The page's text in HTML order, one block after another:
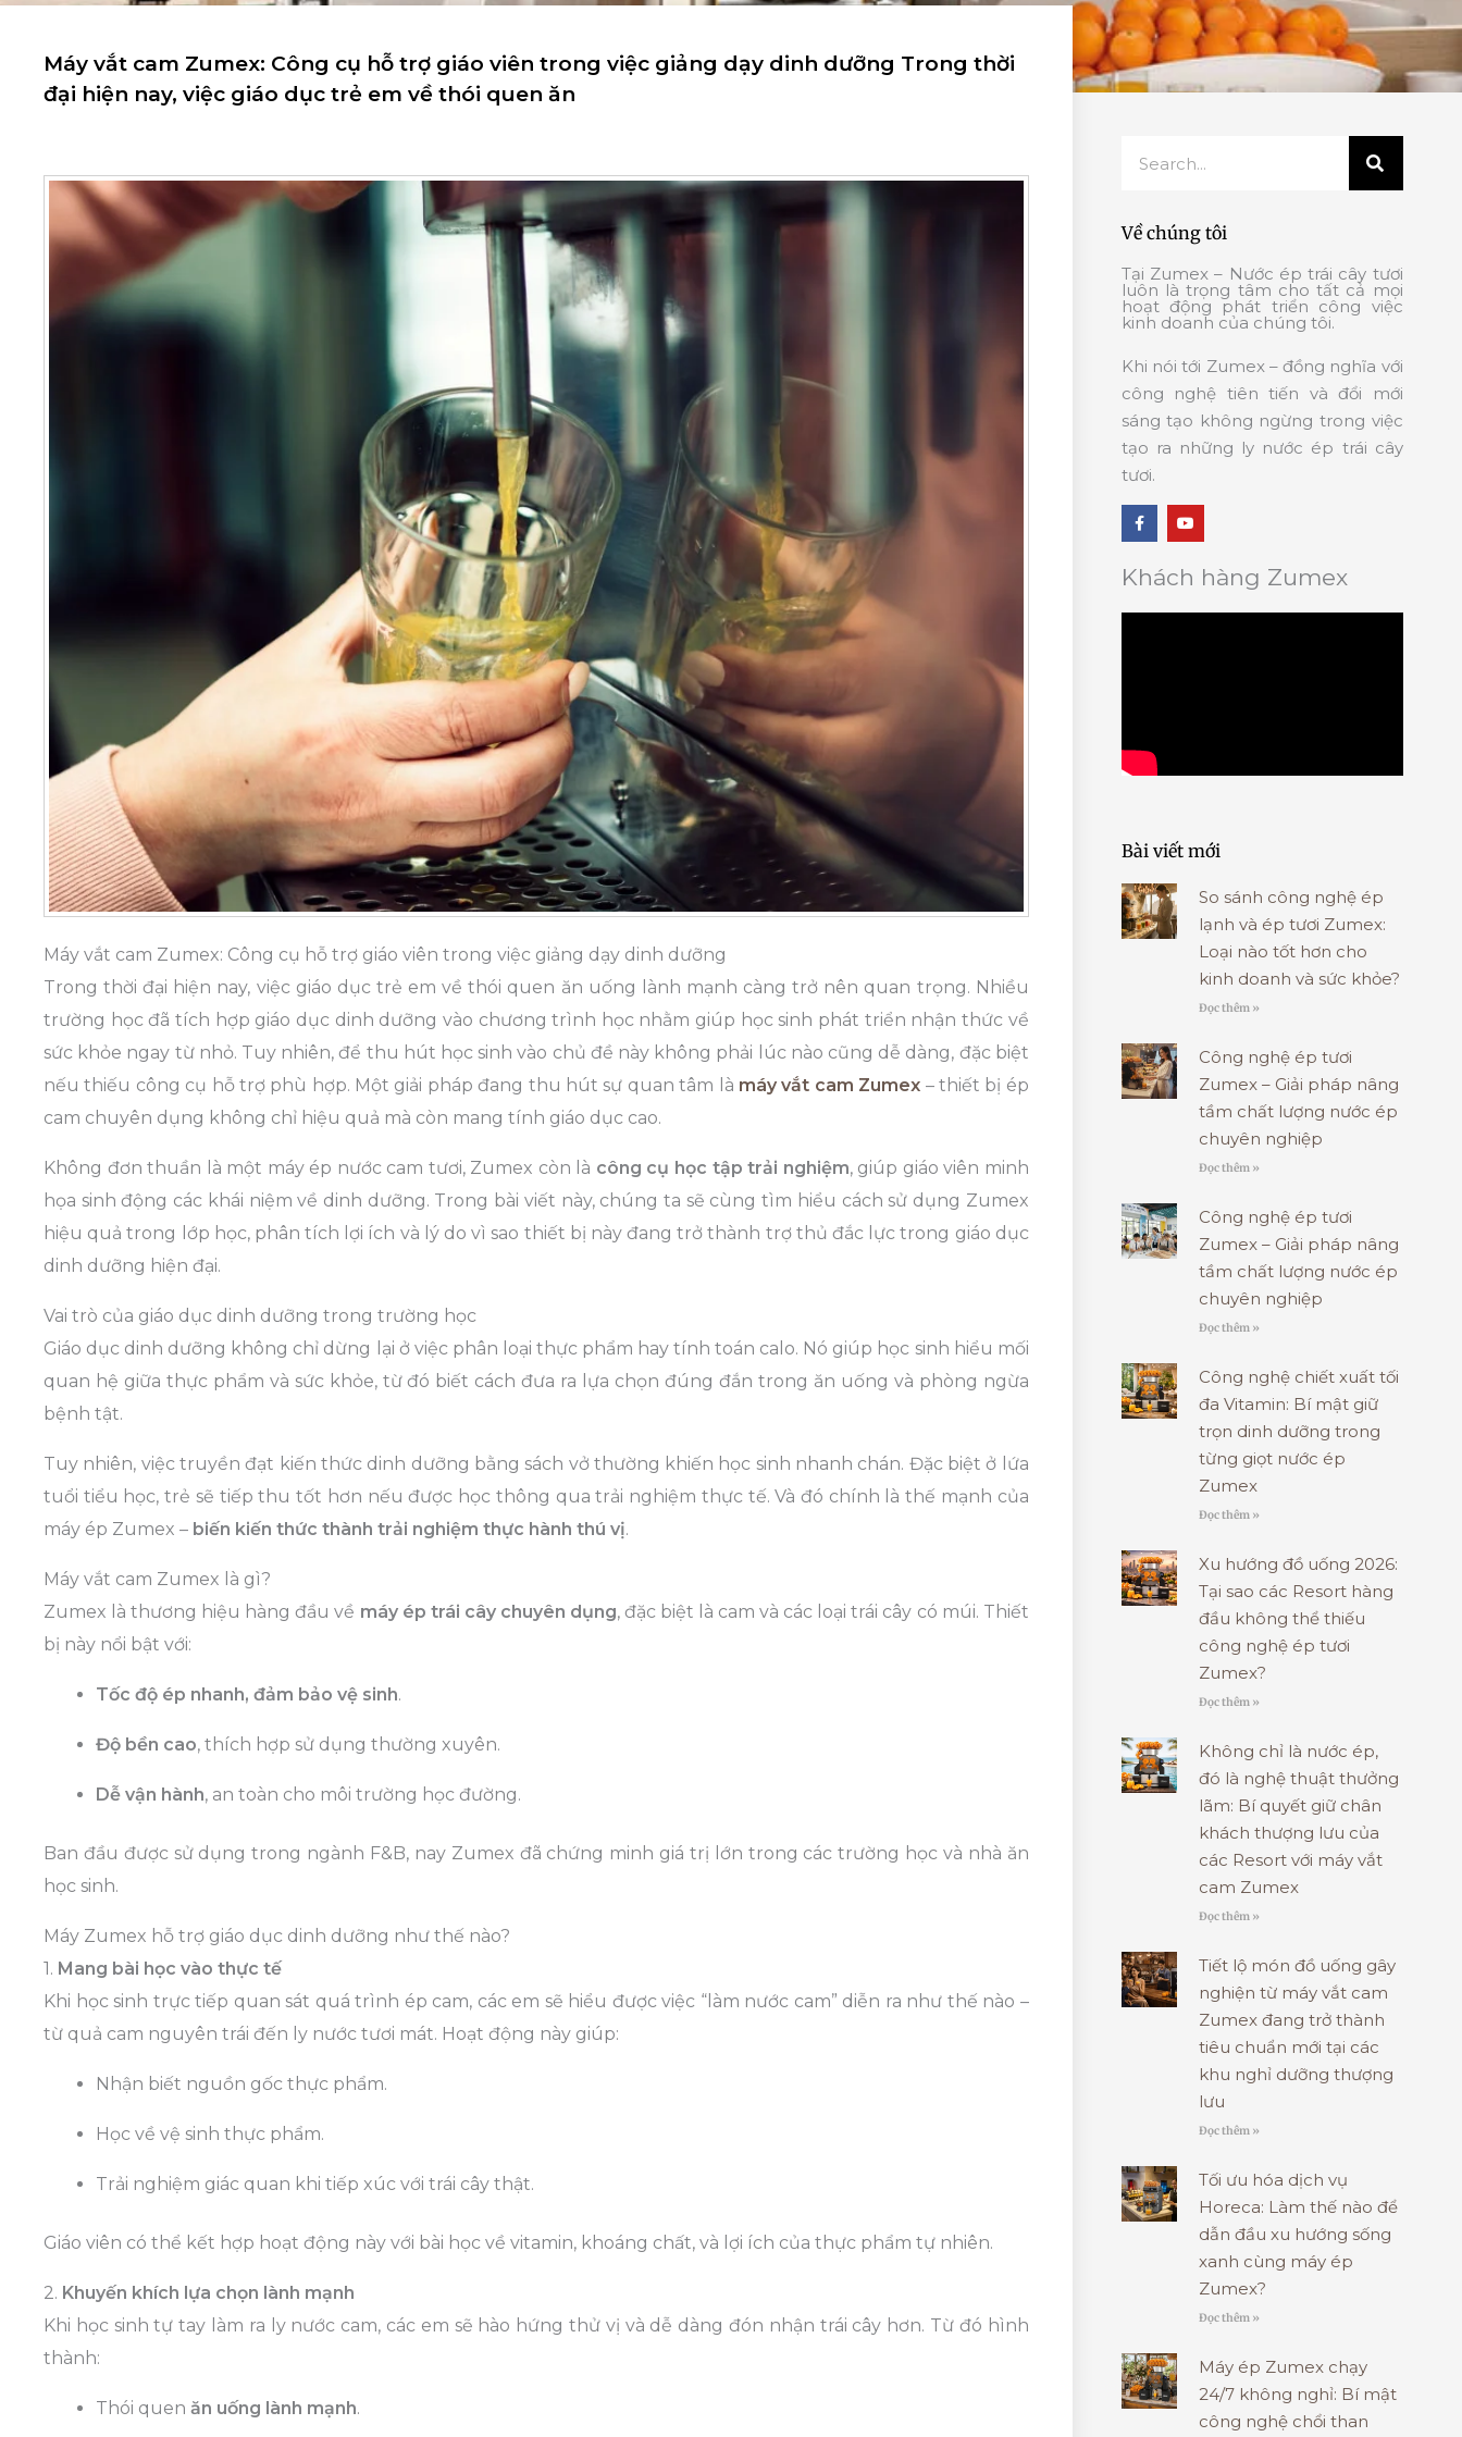
Máy vắt cam Zumex: Công cụ hỗ trợ giáo viên trong việc giảng dạy dinh dưỡng Trong thời
đại hiện nay, việc giáo dục trẻ em về thói quen ăn
Máy vắt cam Zumex: Công cụ hỗ trợ giáo viên trong việc giảng dạy dinh dưỡng
Trong thời đại hiện nay, việc giáo dục trẻ em về thói quen ăn uống lành mạnh càng trở nên quan trọng. Nhiều
trường học đã tích hợp giáo dục dinh dưỡng vào chương trình học nhằm giúp học sinh phát triển nhận thức về
sức khỏe ngay từ nhỏ. Tuy nhiên, để thu hút học sinh vào chủ đề này không phải lúc nào cũng dễ dàng, đặc biệt
nếu thiếu công cụ hỗ trợ phù hợp. Một giải pháp đang thu hút sự quan tâm là máy vắt cam Zumex – thiết bị ép
cam chuyên dụng không chỉ hiệu quả mà còn mang tính giáo dục cao.
Không đơn thuần là một máy ép nước cam tươi, Zumex còn là công cụ học tập trải nghiệm, giúp giáo viên minh
họa sinh động các khái niệm về dinh dưỡng. Trong bài viết này, chúng ta sẽ cùng tìm hiểu cách sử dụng Zumex
hiệu quả trong lớp học, phân tích lợi ích và lý do vì sao thiết bị này đang trở thành trợ thủ đắc lực trong giáo dục
dinh dưỡng hiện đại.
Vai trò của giáo dục dinh dưỡng trong trường học
Giáo dục dinh dưỡng không chỉ dừng lại ở việc phân loại thực phẩm hay tính toán calo. Nó giúp học sinh hiểu mối
quan hệ giữa thực phẩm và sức khỏe, từ đó biết cách đưa ra lựa chọn đúng đắn trong ăn uống và phòng ngừa
bệnh tật.
Tuy nhiên, việc truyền đạt kiến thức dinh dưỡng bằng sách vở thường khiến học sinh nhanh chán. Đặc biệt ở lứa
tuổi tiểu học, trẻ sẽ tiếp thu tốt hơn nếu được học thông qua trải nghiệm thực tế. Và đó chính là thế mạnh của
máy ép Zumex – biến kiến thức thành trải nghiệm thực hành thú vị.
Máy vắt cam Zumex là gì?
Zumex là thương hiệu hàng đầu về máy ép trái cây chuyên dụng, đặc biệt là cam và các loại trái cây có múi. Thiết
bị này nổi bật với:
Tốc độ ép nhanh, đảm bảo vệ sinh.
Độ bền cao, thích hợp sử dụng thường xuyên.
Dễ vận hành, an toàn cho môi trường học đường.
Ban đầu được sử dụng trong ngành F&B, nay Zumex đã chứng minh giá trị lớn trong các trường học và nhà ăn
học sinh.
Máy Zumex hỗ trợ giáo dục dinh dưỡng như thế nào?
1. Mang bài học vào thực tế
Khi học sinh trực tiếp quan sát quá trình ép cam, các em sẽ hiểu được việc “làm nước cam” diễn ra như thế nào –
từ quả cam nguyên trái đến ly nước tươi mát. Hoạt động này giúp:
Nhận biết nguồn gốc thực phẩm.
Học về vệ sinh thực phẩm.
Trải nghiệm giác quan khi tiếp xúc với trái cây thật.
Giáo viên có thể kết hợp hoạt động này với bài học về vitamin, khoáng chất, và lợi ích của thực phẩm tự nhiên.
2. Khuyến khích lựa chọn lành mạnh
Khi học sinh tự tay làm ra ly nước cam, các em sẽ hào hứng thử vị và dễ dàng đón nhận trái cây hơn. Từ đó hình
thành:
Thói quen ăn uống lành mạnh.
Về chúng tôi
Tại Zumex – Nước ép trái cây tươi
luôn là trọng tâm cho tất cả mọi
hoạt động phát triển công việc
kinh doanh của chúng tôi.
Khi nói tới Zumex – đồng nghĩa với
công nghệ tiên tiến và đổi mới
sáng tạo không ngừng trong việc
tạo ra những ly nước ép trái cây
tươi.
F
a
c
b
o
k
Y
o
u
u
b
Khách hàng Zumex
Bài viết mới
So sánh công nghệ ép
lạnh và ép tươi Zumex:
Loại nào tốt hơn cho
kinh doanh và sức khỏe?
Đọc thêm »
Công nghệ ép tươi
Zumex – Giải pháp nâng
tầm chất lượng nước ép
chuyên nghiệp
Đọc thêm »
Công nghệ ép tươi
Zumex – Giải pháp nâng
tầm chất lượng nước ép
chuyên nghiệp
Đọc thêm »
Công nghệ chiết xuất tối
đa Vitamin: Bí mật giữ
trọn dinh dưỡng trong
từng giọt nước ép
Zumex
Đọc thêm »
Xu hướng đồ uống 2026:
Tại sao các Resort hàng
đầu không thể thiếu
công nghệ ép tươi
Zumex?
Đọc thêm »
Không chỉ là nước ép,
đó là nghệ thuật thưởng
lãm: Bí quyết giữ chân
khách thượng lưu của
các Resort với máy vắt
cam Zumex
Đọc thêm »
Tiết lộ món đồ uống gây
nghiện từ máy vắt cam
Zumex đang trở thành
tiêu chuẩn mới tại các
khu nghỉ dưỡng thượng
lưu
Đọc thêm »
Tối ưu hóa dịch vụ
Horeca: Làm thế nào để
dẫn đầu xu hướng sống
xanh cùng máy ép
Zumex?
Đọc thêm »
Máy ép Zumex chạy
24/7 không nghỉ: Bí mật
công nghệ chổi than